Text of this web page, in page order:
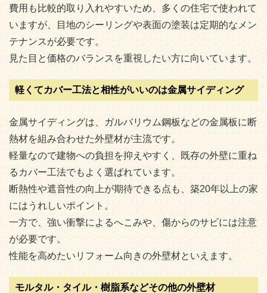
費用も比較的取り入れやすいため、多くの住宅で使われて
いますが、目地のシーリングや表面の塗装は定期的なメン
テナンスが必要です。
見た目と価格のバランスを重視したい方に向いています。
軽くてカバー工法と相性がいいのは金属サイディング
金属サイディングは、ガルバリウム鋼板などの金属板に断
熱材を組み合わせた外壁材が主流です。
軽量なので建物への負担を抑えやすく、既存の外壁に重ね
るカバー工法でもよく選ばれています。
断熱性や遮音性の向上が期待できる点も、築20年以上の家
にはうれしいポイント。
一方で、強い衝撃によるへこみや、傷からのサビには注意
が必要です。
性能を高めたいリフォーム向きの外壁材といえます。
モルタル・タイル・樹脂系などその他の外壁材